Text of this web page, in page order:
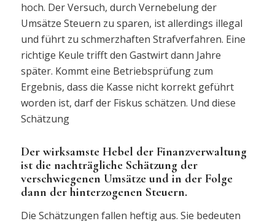
hoch. Der Versuch, durch Vernebelung der
Umsätze Steuern zu sparen, ist allerdings illegal
und führt zu schmerzhaften Strafverfahren. Eine
richtige Keule trifft den Gastwirt dann Jahre
später. Kommt eine Betriebsprüfung zum
Ergebnis, dass die Kasse nicht korrekt geführt
worden ist, darf der Fiskus schätzen. Und diese
Schätzung
Der wirksamste Hebel der Finanzverwaltung
ist die nachträgliche Schätzung der
verschwiegenen Umsätze und in der Folge
dann der hinterzogenen Steuern.
Die Schätzungen fallen heftig aus. Sie bedeuten